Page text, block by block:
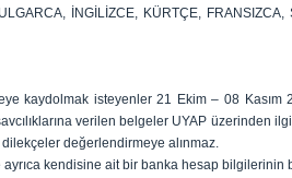
İNGİLİZCE, KÜRTÇE,
kaydolmak isteyenler 21 Ekim – 08 Kasım
verilen belgeler UYAP üzerinden
değerlendirmeye alınmaz.
kendisine ait bir banka hesap bilgilerinin